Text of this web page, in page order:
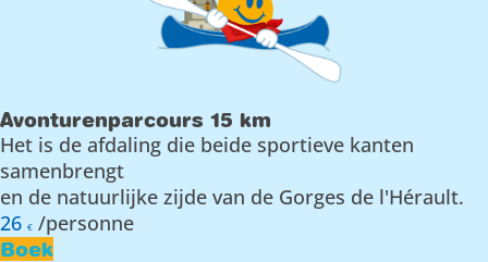
Avonturenparcours 15 km
Het is de afdaling die beide sportieve kanten
samenbrengt
en de natuurlijke zijde van de Gorges de l'Hérault.
26 € /personne
Boek